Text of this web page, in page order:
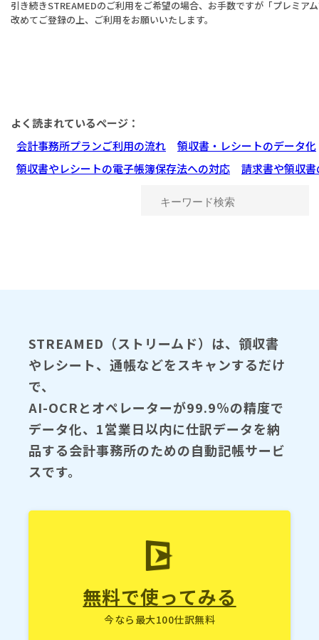
引き続きSTREAMEDのご利用をご希望の場合、お手数ですが「プレミア
改めてご登録の上、ご利用をお願いいたします。
よく読まれているページ：
会計事務所プランご利用の流れ
領収書・レシートのデータ化
領収書やレシートの電子帳簿保存法への対応
請求書や領収
STREAMED（ストリームド）は、領収書
やレシート、通帳などをスキャンするだけ
で、
AI-OCRとオペレーターが99.9％の精度で
データ化、1営業日以内に仕訳データを納
品する会計事務所のための自動記帳サービ
スです。
無料で使ってみる
今なら最大100仕訳無料